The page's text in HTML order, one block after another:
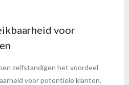
voor
zelfstandigen het voordeel
voor potentiële klanten.